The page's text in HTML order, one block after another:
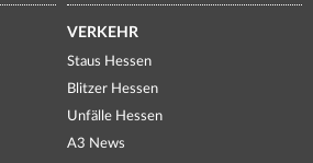
VERKEHR
Staus Hessen
Blitzer Hessen
Unfälle Hessen
A3 News